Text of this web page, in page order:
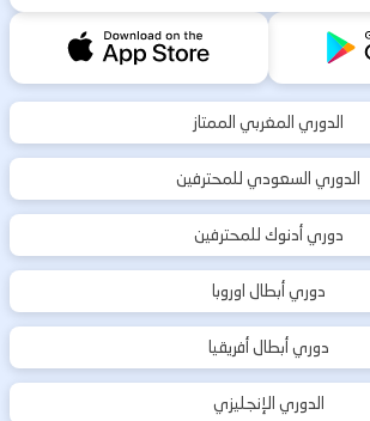
الدوري المغربي الممتاز
الدوري السعودي للمحترفين
دوري أدنوك للمحترفين
دوري أبطال اوروبا
دوري أبطال أفريقيا
الدوري الإنجليزي